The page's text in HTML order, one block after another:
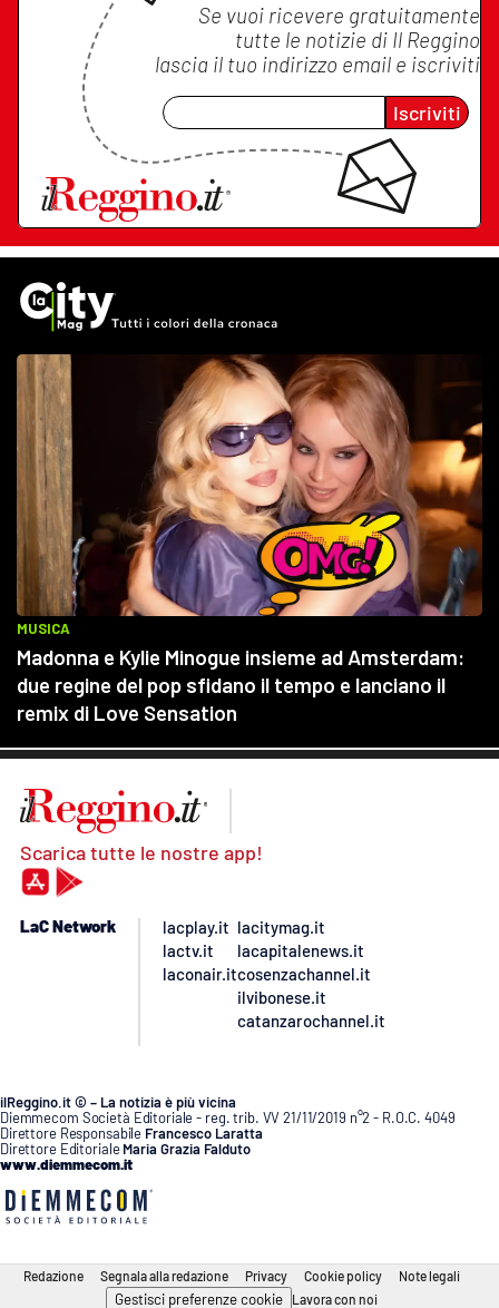
Se vuoi ricevere gratuitamente
tutte le notizie di Il Reggino
lascia il tuo indirizzo email e iscriviti
Iscriviti
Scarica tutte le nostre app!
LaC Network
lacplay.it
lactv.it
laconair.it
lacitymag.it
lacapitalenews.it
cosenzachannel.it
ilvibonese.it
catanzarochannel.it
ilReggino.it © – La notizia è più vicina
Diemmecom Società Editoriale - reg. trib. VV 21/11/2019 n°2 - R.O.C. 4049
Direttore Responsabile Francesco Laratta
Direttore Editoriale Maria Grazia Falduto
www.diemmecom.it
Redazione Segnala alla redazione Privacy Cookie policy Note legali
Gestisci preferenze cookie Lavora con noi